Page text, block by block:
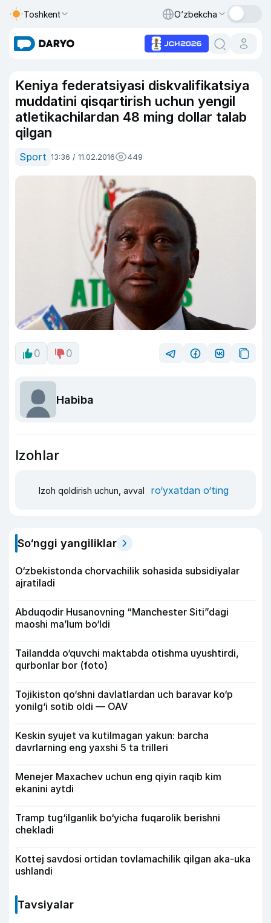
Toshkent O‘zbekcha
Keniya federatsiyasi diskvalifikatsiya
muddatini qisqartirish uchun yengil
atletikachilardan 48 ming dollar talab
qilgan
Sport 13:36 / 11.02.2016 449
0 0
Habiba
Izohlar
Izoh qoldirish uchun, avval ro‘yxatdan o‘ting
So‘nggi yangiliklar
O‘zbekistonda chorvachilik sohasida subsidiyalar
ajratiladi
Abduqodir Husanovning “Manchester Siti”dagi
maoshi ma’lum bo‘ldi
Tailandda o‘quvchi maktabda otishma uyushtirdi,
qurbonlar bor (foto)
Tojikiston qo‘shni davlatlardan uch baravar ko‘p
yonilg‘i sotib oldi — OAV
Keskin syujet va kutilmagan yakun: barcha
davrlarning eng yaxshi 5 ta trilleri
Menejer Maxachev uchun eng qiyin raqib kim
ekanini aytdi
Tramp tug‘ilganlik bo‘yicha fuqarolik berishni
chekladi
Kottej savdosi ortidan tovlamachilik qilgan aka-uka
ushlandi
Tavsiyalar